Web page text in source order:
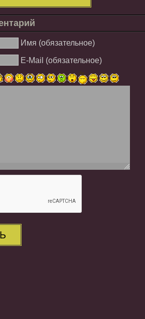
Имя (обязательное)
E-Mail (обязательное)